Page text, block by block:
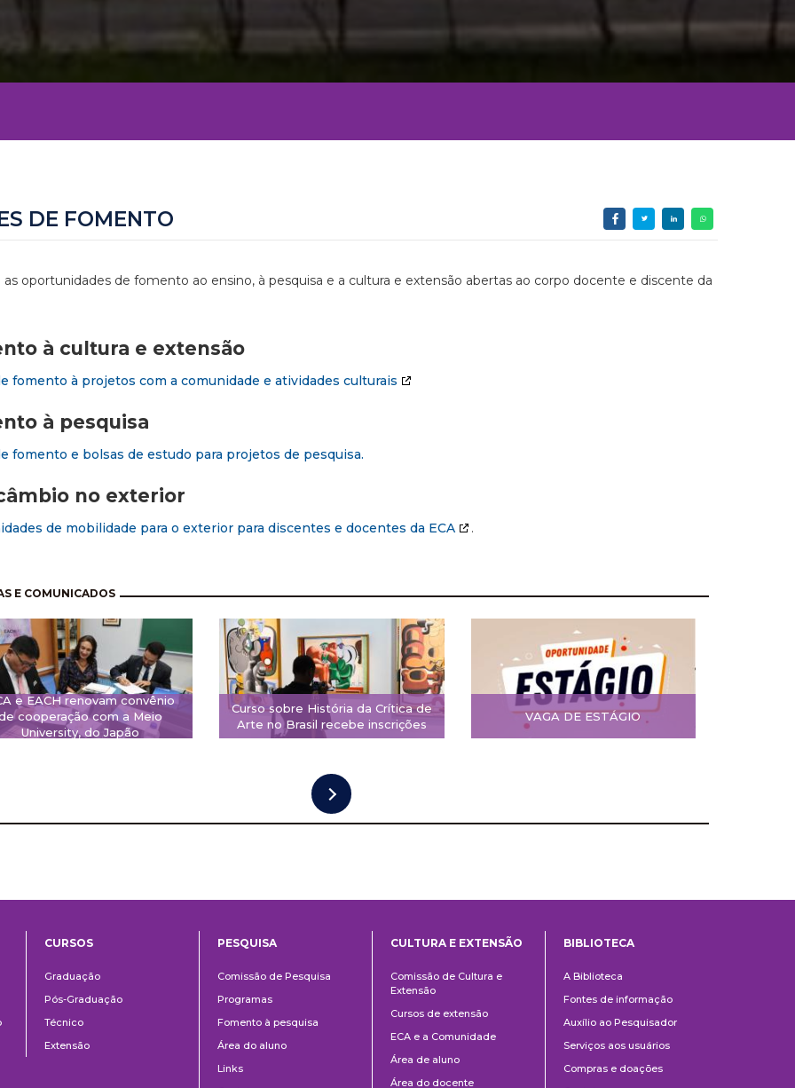
DE FOMENTO
as oportunidades de fomento ao ensino, à pesquisa e a cultura e extensão abertas ao corpo docente e discente da
à cultura e extensão
fomento à projetos com a comunidade e atividades culturais
à pesquisa
fomento e bolsas de estudo para projetos de pesquisa.
no exterior
de mobilidade para o exterior para discentes e docentes da ECA .
E COMUNICADOS
e EACH renovam convênio
cooperação com a Meio
University, do Japão
Curso sobre História da Crítica de
Arte no Brasil recebe inscrições
VAGA DE ESTÁGIO
CURSOS
Graduação
Pós-Graduação
Técnico
Extensão
PESQUISA
Comissão de Pesquisa
Programas
Fomento à pesquisa
Área do aluno
Links
e
Extensão
CULTURA E EXTENSÃO
Comissão de Cultura e
Extensão
Cursos de extensão
ECA e a Comunidade
Área de aluno
Área do docente
BIBLIOTECA
A Biblioteca
Fontes de informação
Auxílio ao Pesquisador
Serviços aos usuários
Compras e doações